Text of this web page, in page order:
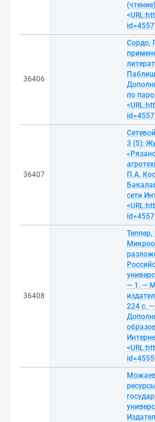
36406
Сордо,
по
36407
3 (5):
П.А.
сети
36408
— 1. —
224 с.